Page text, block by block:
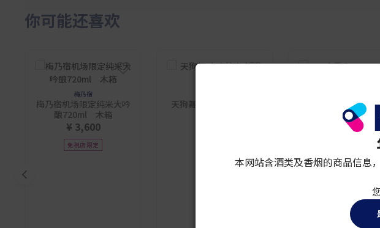
你可能还喜欢
梅乃宿
梅乃宿机场限定纯米大吟
酿720ml 木箱
¥ 3,600
免税店限定
天狗舞 山废纯米大吟酿
赤雾岛 750ML
¥ 2,700
免税店限定
本网站含酒类及香烟的商品信息